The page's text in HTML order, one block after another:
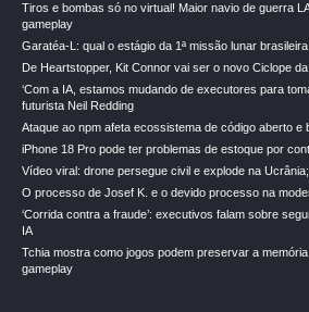
Tiros e bombas só no virtual! Maior navio de guerra
gameplay
Garatéa-L: qual o estágio da 1ª missão lunar
De Heartstopper, Kit Connor vai ser o novo Ciclope
‘Com a IA, estamos mudando de executores para
futurista Neil Redding
Ataque ao npm afeta ecossistema de código aberto e
iPhone 18 Pro pode ter problemas de estoque por
Vídeo viral: drone persegue civil e explode na
O processo de Josef K. e o devido processo na
‘Corrida contra a fraude’: executivos falam sobre
IA
Tchia mostra como jogos podem preservar a
gameplay